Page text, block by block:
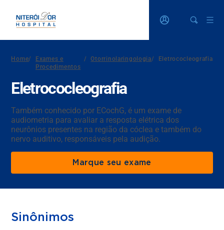
Home/
Exames e
Procedimentos
/ Otorrinolaringologia/ Eletrococleografia
Eletrococleografia
Também conhecido por ECochG, é um exame de
audiometria para avaliar a resposta elétrica dos
neurônios presentes na região da cóclea e também do
nervo auditivo, responsáveis pela audição.
Marque seu exame
Sinônimos